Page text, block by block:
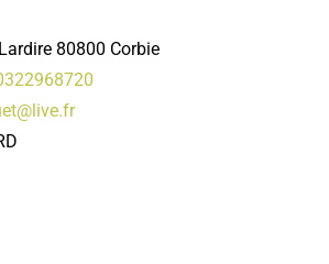
80800 Corbie